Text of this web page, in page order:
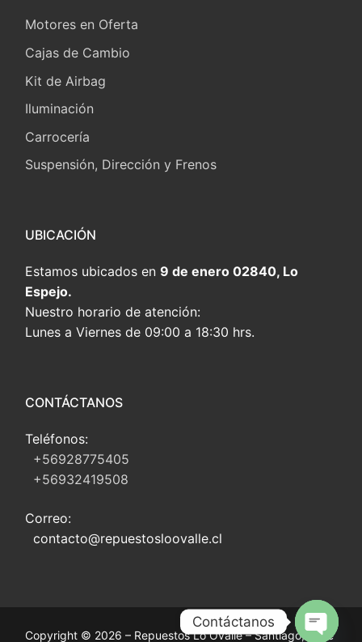
Motores en Oferta
Cajas de Cambio
Kit de Airbag
Iluminación
Carrocería
Suspensión, Dirección y Frenos
UBICACIÓN
Estamos ubicados en 9 de enero 02840, Lo
Espejo.
Nuestro horario de atención:
Lunes a Viernes de 09:00 a 18:30 hrs.
CONTÁCTANOS
Teléfonos:
+56928775405
+56932419508
Correo:
contacto@repuestosloovalle.cl
Copyright © 2026 – Repuestos Lo Ovalle – Santiago, Chile
Contáctanos